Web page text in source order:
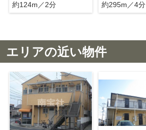
約124m／2分
約295m／4分
エリアの近い物件